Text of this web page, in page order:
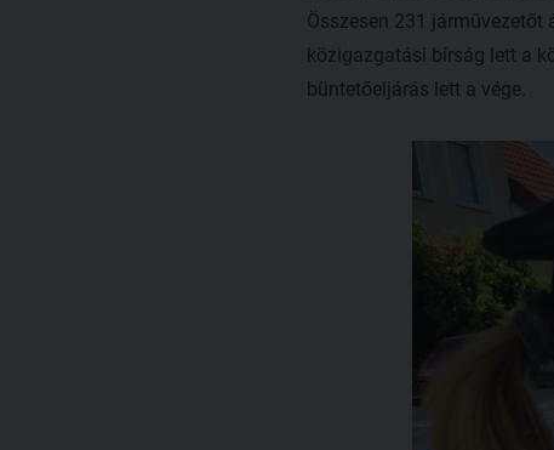
Összesen 231
közigazgatási bírság lett a
büntetőeljárás lett a vége.